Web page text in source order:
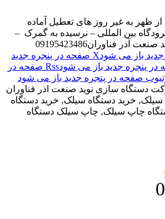
ظهر به غیر روز های تعطیل آماده
بین المللی – نرسیده به گمرک –
صنعت آذر فناوران09195423486
باز می شود
X صفحه در پنجره جدید
در پنجره جدید باز می شود
Rss صفحه در
صفحه در پنجره جدید باز می شود
دستگاه سازی نوید صنعت اذر فناوران
خرید دستگاه سیلک, خرید دستگاه
چاپ سیلک, چاپ سیلک دستگاه